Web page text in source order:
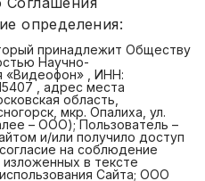
определения:
принадлежит Обществу
Научно-
«Видеофон» , ИНН:
, адрес места
область,
мкр. Опалиха, ул.
– ООО); Пользователь –
и/или получило доступ
на соблюдение
в тексте
Сайта; ООО